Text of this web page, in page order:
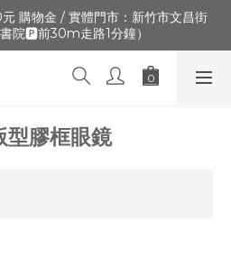
,全通路可累積紅利 >登入官網 > 個
確「生日」收生日禮金
購物金 / 實體門市：新竹市文昌街
院🅿️前30m走路1分鐘）
,全通路可累積紅利 >登入官網 > 個
確「生日」收生日禮金
型膠框眼鏡